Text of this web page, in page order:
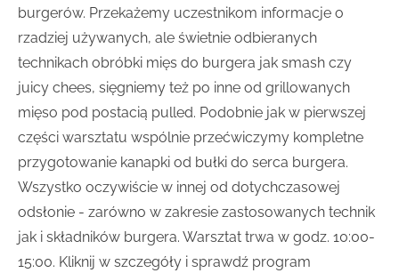
burgerów. Przekażemy uczestnikom informacje o
rzadziej używanych, ale świetnie odbieranych
technikach obróbki mięs do burgera jak smash czy
juicy chees, sięgniemy też po inne od grillowanych
mięso pod postacią pulled. Podobnie jak w pierwszej
części warsztatu wspólnie przećwiczymy kompletne
przygotowanie kanapki od bułki do serca burgera.
Wszystko oczywiście w innej od dotychczasowej
odsłonie - zarówno w zakresie zastosowanych technik
jak i składników burgera. Warsztat trwa w godz. 10:00-
15:00. Kliknij w szczegóły i sprawdź program